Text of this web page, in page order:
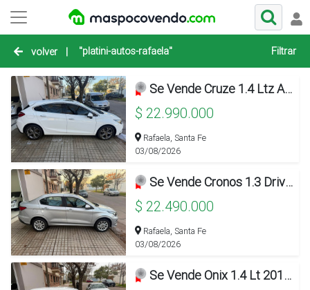
volver | "platini-autos-rafaela" Filtrar
Se Vende Cruze 1.4 Ltz Aut. 5p 2017 Con 90.000km!!!
$ 22.990.000
Rafaela, Santa Fe
03/08/2026
Se Vende Cronos 1.3 Drive Aut. 2022!!!
$ 22.490.000
Rafaela, Santa Fe
03/08/2026
Se Vende Onix 1.4 Lt 2017!!!